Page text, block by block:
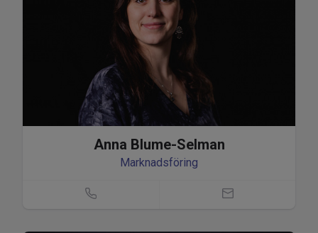
Anna Blume-Selman
Marknadsföring